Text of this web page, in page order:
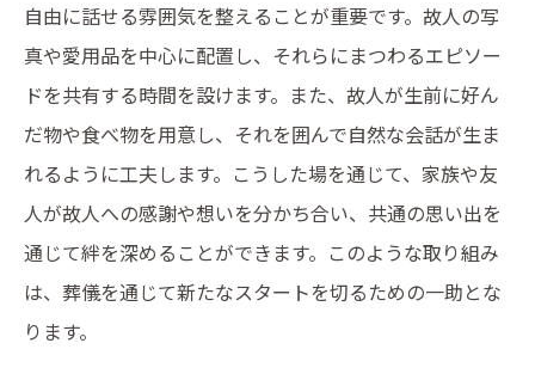
自由に話せる雰囲気を整えることが重要です。故人の写
真や愛用品を中心に配置し、それらにまつわるエピソー
ドを共有する時間を設けます。また、故人が生前に好ん
だ物や食べ物を用意し、それを囲んで自然な会話が生ま
れるように工夫します。こうした場を通じて、家族や友
人が故人への感謝や想いを分かち合い、共通の思い出を
通じて絆を深めることができます。このような取り組み
は、葬儀を通じて新たなスタートを切るための一助とな
ります。